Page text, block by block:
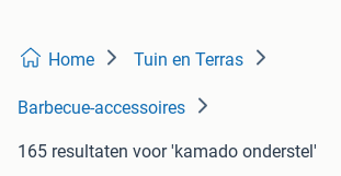
Home Tuin en Terras
Barbecue-accessoires
165 resultaten voor 'kamado onderstel'